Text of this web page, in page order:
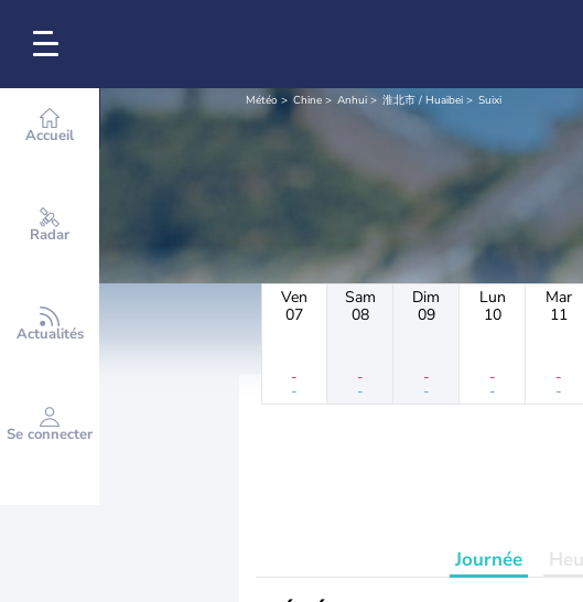
Accueil
Radar
Actualités
Se connecter
Météo Chine Anhui 淮北市 / Huaibei Suixi
Ven
07
-
-
Sam
08
-
-
Dim
09
-
-
Lun
10
-
-
Mar
11
-
-
Journée